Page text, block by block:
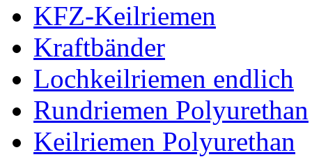
KFZ-Keilriemen
Kraftbänder
Lochkeilriemen endlich
Rundriemen Polyurethan
Keilriemen Polyurethan